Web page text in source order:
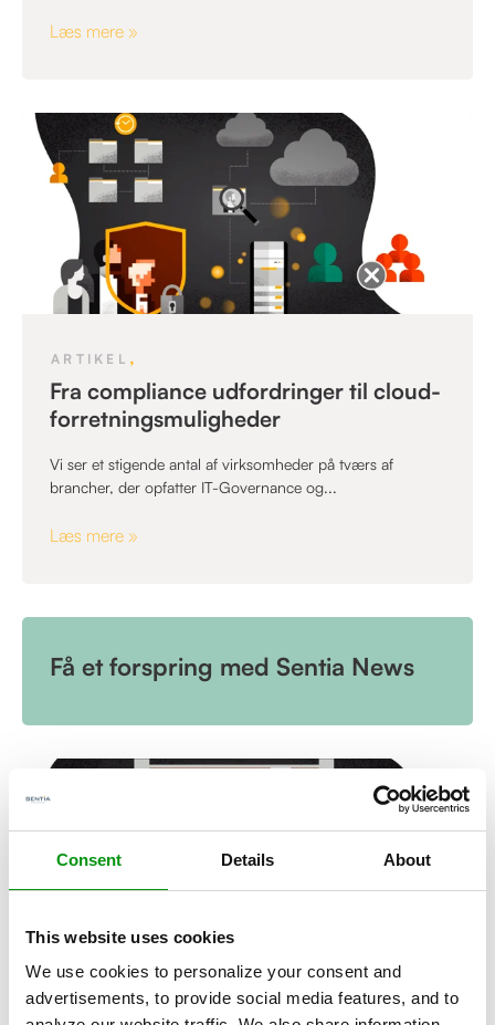
Consent Details About
This website uses cookies
We use cookies to personalize your consent and
advertisements, to provide social media features, and to
Læs mere »
ARTIKEL ,
Fra compliance udfordringer til cloud-
forretningsmuligheder
Vi ser et stigende antal af virksomheder på tværs af
brancher, der opfatter IT-Governance og...
Læs mere »
Få et forspring med Sentia News
ARTIKEL